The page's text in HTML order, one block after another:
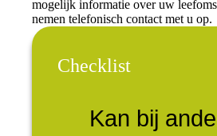
mogelijk informatie over uw
nemen telefonisch contact met u op.
Checklist
Kan bij